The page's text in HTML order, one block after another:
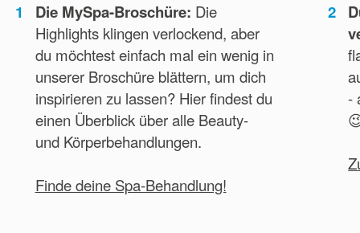
1 Die MySpa-Broschüre: Die
Highlights klingen verlockend, aber
du möchtest einfach mal ein wenig in
unserer Broschüre blättern, um dich
inspirieren zu lassen? Hier findest du
einen Überblick über alle Beauty-
und Körperbehandlungen.
Finde deine Spa-Behandlung!
2
-